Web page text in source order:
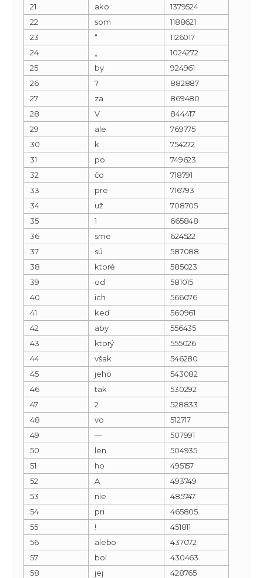
21
ako
1379524
22
som
1188621
23
“
1126017
24
1024272
25
by
924961
26
?
882887
27
za
869480
28
V
844417
29
ale
769775
30
k
754272
31
po
749623
32
čo
718791
33
pre
716793
34
už
708705
35
1
665848
36
sme
624522
37
sú
587088
38
ktoré
585023
39
od
581015
40
ich
566076
41
keď
560961
42
aby
556435
43
ktorý
555026
44
však
546280
45
jeho
543082
46
tak
530292
47
2
528833
48
vo
512717
49
—
507991
50
len
504935
51
ho
495157
52
A
493749
53
nie
485747
54
pri
465805
55
!
451811
56
alebo
437072
57
bol
430463
58
jej
428765